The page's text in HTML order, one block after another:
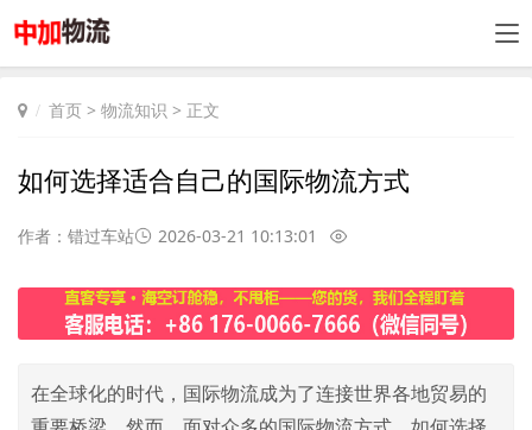
首页 > 物流知识 > 正文
如何选择适合自己的国际物流方式
作者：错过车站 2026-03-21 10:13:01
在全球化的时代，国际物流成为了连接世界各地贸易的